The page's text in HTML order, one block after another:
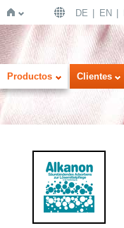
Inicio
DE EN
Productos Clientes